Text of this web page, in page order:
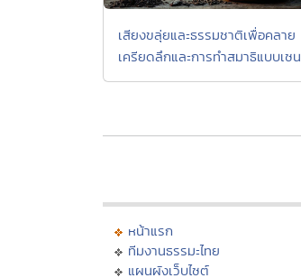
เสียงขลุ่ยและธรรมชาติเพื่อคลาย
เครียดลึกและการทำสมาธิแบบเซน
หน้าแรก
ทีมงานธรรมะไทย
แผนผังเว็บไซต์